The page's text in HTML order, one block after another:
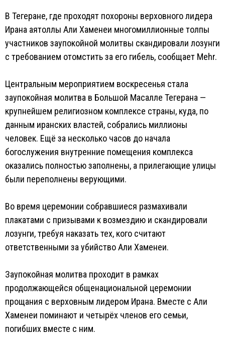
В Тегеране, где проходят похороны верховного лидера
Ирана аятоллы Али Хаменеи многомиллионные толпы
участников заупокойной молитвы скандировали лозунги
с требованием отомстить за его гибель, сообщает Mehr.
Центральным мероприятием воскресенья стала
заупокойная молитва в Большой Масалле Тегерана —
крупнейшем религиозном комплексе страны, куда, по
данным иранских властей, собрались миллионы
человек. Ещё за несколько часов до начала
богослужения внутренние помещения комплекса
оказались полностью заполнены, а прилегающие улицы
были переполнены верующими.
Во время церемонии собравшиеся размахивали
плакатами с призывами к возмездию и скандировали
лозунги, требуя наказать тех, кого считают
ответственными за убийство Али Хаменеи.
Заупокойная молитва проходит в рамках
продолжающейся общенациональной церемонии
прощания с верховным лидером Ирана. Вместе с Али
Хаменеи поминают и четырёх членов его семьи,
погибших вместе с ним.